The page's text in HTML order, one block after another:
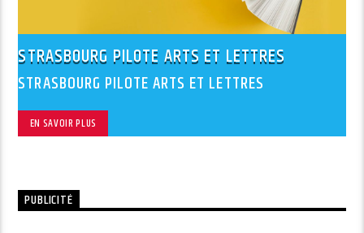
STRASBOURG PILOTE ARTS ET LETTRES
STRASBOURG PILOTE ARTS ET LETTRES
EN SAVOIR PLUS
PUBLICITÉ